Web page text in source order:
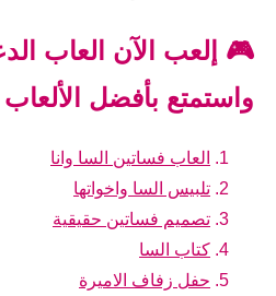
🎮 إلعب الآن العاب
واستمتع بأفضل
العاب فساتين السا وانا
تلبيس السا واخواتها
تصميم فساتين حقيقية
كتاب السا
حفل زفاف الاميرة